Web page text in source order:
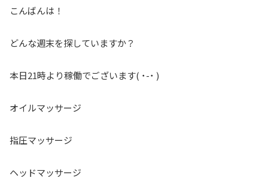
こんばんは！
どんな週末を探していますか？
本日21時より稼働でございます( ˙-˙ )
オイルマッサージ
指圧マッサージ
ヘッドマッサージ